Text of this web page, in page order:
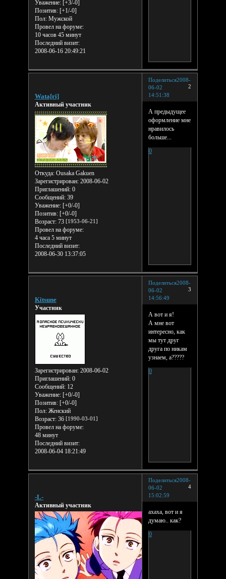
Уважение: [+3/-0]
Позитив: [+1/-0]
Пол:Мужской
Провел на форуме:
10 часов 45 минут
Последний визит:
2008-06-16 20:49:21
Поделиться
2
2008-
06-02
14:51:38
Wata[ri]
Активный участник
Откуда:Ousaka Gakuen
Зарегистрирован: 2008-06-02
Приглашений:0
Сообщений:39
Уважение: [+0/-0]
Позитив: [+0/-0]
Возраст:73 [1953-06-21]
Провел на форуме:
4 часа 5 минут
Последний визит:
2008-06-30 13:37:05
А предыдущее
оформление мне
нравилось
больше...
0
Поделиться
3
2008-
06-02
14:56:49
Kitsune
Участник
Зарегистрирован: 2008-06-02
Приглашений:0
Сообщений:12
Уважение: [+0/-0]
Позитив: [+0/-0]
Пол:Женский
Возраст:36 [1990-03-01]
Провел на форуме:
48 минут
Последний визит:
2008-06-04 18:21:49
А вот и я!
А мне вот
интересно, как
мы тут друг
друга по никам
узнаем, а?????
0
Поделиться
4
2008-
06-02
15:02:59
-L-
Активный участник
ахаха, вот и я
думаю.. как?
0